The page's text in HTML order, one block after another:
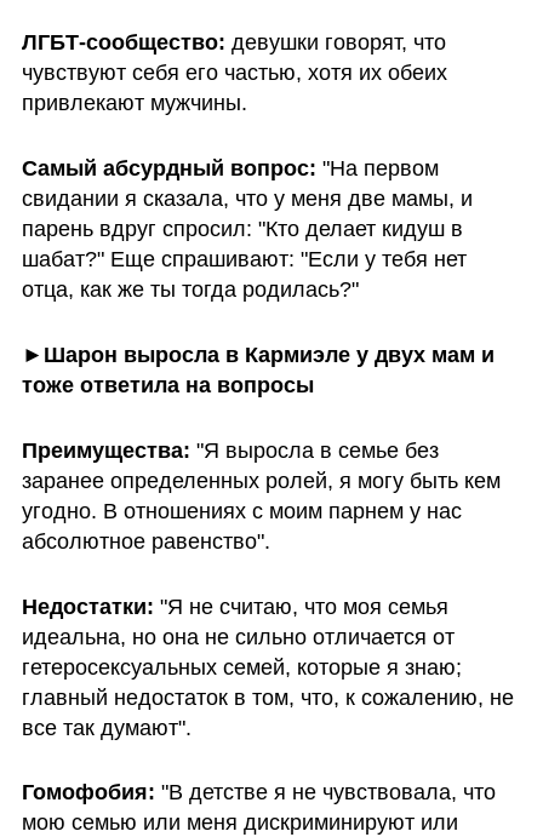
ЛГБТ-сообщество: девушки говорят, что
чувствуют себя его частью, хотя их обеих
привлекают мужчины.
Самый абсурдный вопрос: "На первом
свидании я сказала, что у меня две мамы, и
парень вдруг спросил: "Кто делает кидуш в
шабат?" Еще спрашивают: "Если у тебя нет
отца, как же ты тогда родилась?"
► Шарон выросла в Кармиэле у двух мам и
тоже ответила на вопросы
Преимущества: "Я выросла в семье без
заранее определенных ролей, я могу быть кем
угодно. В отношениях с моим парнем у нас
абсолютное равенство".
Недостатки: "Я не считаю, что моя семья
идеальна, но она не сильно отличается от
гетеросексуальных семей, которые я знаю;
главный недостаток в том, что, к сожалению, не
все так думают".
Гомофобия: "В детстве я не чувствовала, что
мою семью или меня дискриминируют или